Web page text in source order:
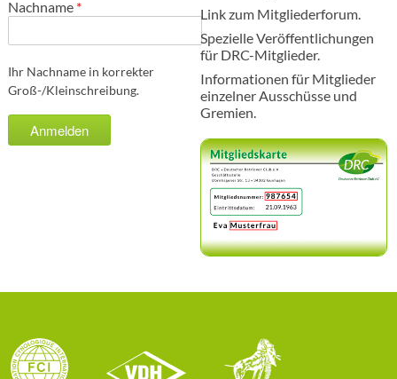
Nachname *
Ihr Nachname in korrekter
Groß-/Kleinschreibung.
Link zum Mitgliederforum.
Spezielle Veröffentlichungen
für DRC-Mitglieder.
Informationen für Mitglieder
einzelner Ausschüsse und
Gremien.